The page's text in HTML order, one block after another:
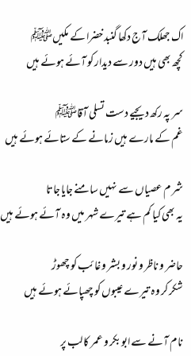
اک جھلک آج دکھا گنبد خضرا کے مکیںﷺ
کچھ بھی ہیں دور سے دیدار کو آئے ہوئے ہیں
سر پہ رکھ دیجیے دست تسلی آقاﷺ
غم کے مارے ہیں زمانے کے ستائے ہوئے ہیں
شرم عصیاں سے نہیں سامنے جایا جاتا
یہ بھی کیا کم ہے تیرے شہر میں وہ آئے ہوئے ہیں
حاضر و ناظر و نور و بشر و غائب کو چھوڑ
شکر کر وہ تیرے عیبوں کو چھپائے ہوئے ہیں
نام آنے سے ابوبکر و عمر کا لب پر